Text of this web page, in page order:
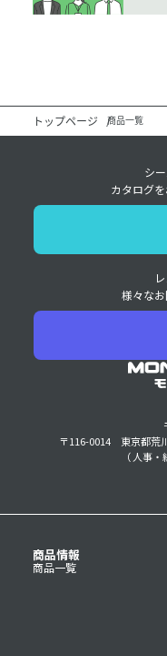
トップページ 商品一覧
〒116-0014 東京都荒
（ 人事
シ
カタログ
様々な
商品情報
商品一覧